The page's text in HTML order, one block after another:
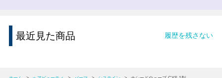
最近見た商品 履歴を残さない